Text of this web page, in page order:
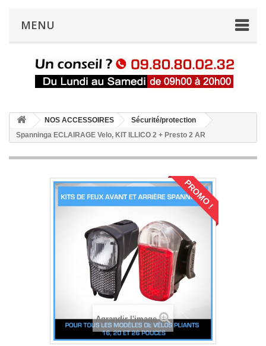
MENU
NOS ACCESSOIRES
Sécurité/protection
Spanninga ECLAIRAGE Velo, KIT ILLICO 2 + Presto 2 AR
PROMO !
Agrandir l'image